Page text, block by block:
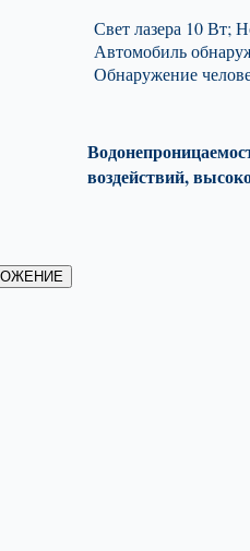
Свет лазера 10 Вт;
Автомобиль
Обнаружение
воздействий,